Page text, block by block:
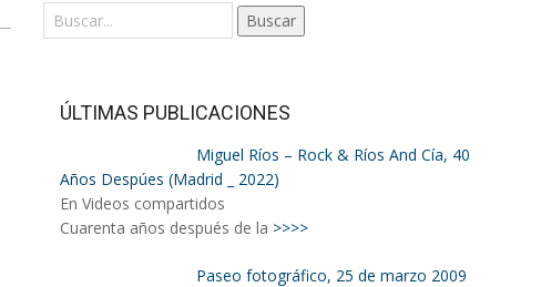
Buscar
ÚLTIMAS PUBLICACIONES
Miguel Ríos – Rock & Ríos And Cía, 40
Años Despúes (Madrid _ 2022)
En Videos compartidos
Cuarenta años después de la >>>>
Paseo fotográfico, 25 de marzo 2009